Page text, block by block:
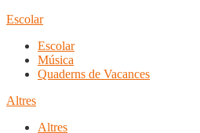
Escolar
Escolar
Música
Quaderns de Vacances
Altres
Altres